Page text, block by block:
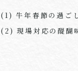
(1) 牛年春節の過ご
(2) 現場対応の醍醐